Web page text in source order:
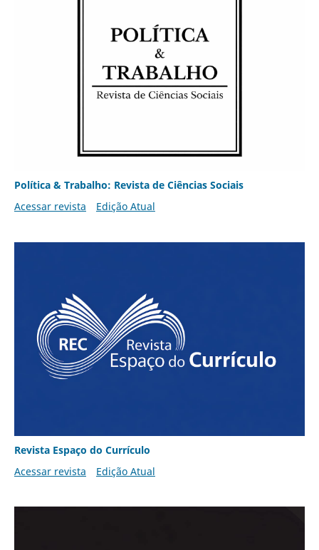
Política & Trabalho: Revista de Ciências Sociais
Acessar revista
Edição Atual
Revista Espaço do Currículo
Acessar revista
Edição Atual